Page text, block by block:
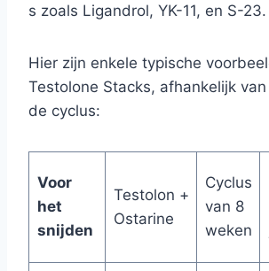
s zoals Ligandrol, YK-11, en S-23.
Hier zijn enkele typische
Testolone Stacks, afhankelijk
de cyclus:
Voor
het
snijden
Testolon +
Ostarine
Cyclus
van 8
weken